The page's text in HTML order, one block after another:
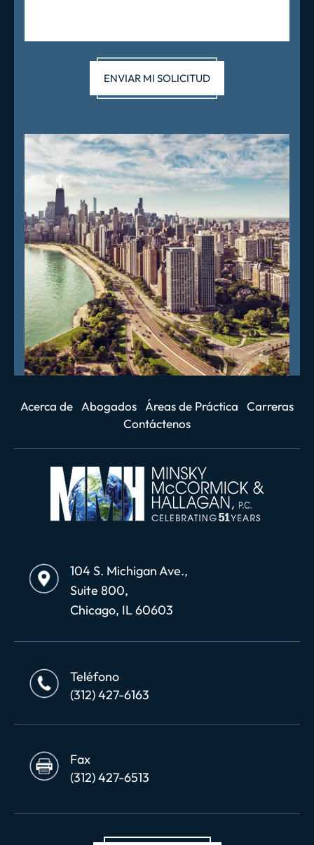
Acerca de Abogados Áreas de Práctica
Carreras
Contáctenos
104 S. Michigan Ave.,
Suite 800,
Chicago, IL 60603
Teléfono
(312) 427-6163
Fax
(312) 427-6513